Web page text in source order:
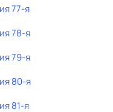
77-я
78-я
79-я
80-я
81-я